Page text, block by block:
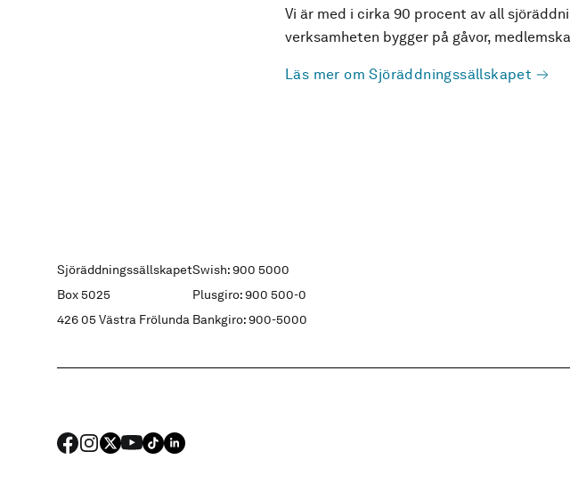
Vi är med i cirka 90 procent av all
verksamheten bygger på gåvor,
Läs mer om Sjöräddningssällskapet
Sjöräddningssällskapet
Box 5025
426 05 Västra Frölunda
Swish: 900 5000
Plusgiro: 900 500-0
Bankgiro: 900-5000
FACEBOOK
Instagram
X YouTube
TIKTOKLINKED IN